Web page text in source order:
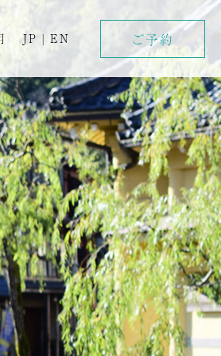
JP | EN ご予約